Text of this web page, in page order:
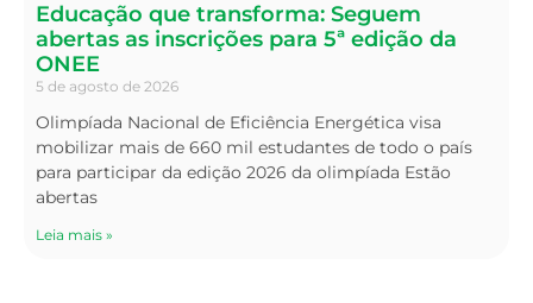
Educação que transforma: Seguem
abertas as inscrições para 5ª edição da
ONEE
5 de agosto de 2026
Olimpíada Nacional de Eficiência Energética visa
mobilizar mais de 660 mil estudantes de todo o país
para participar da edição 2026 da olimpíada Estão
abertas
Leia mais »